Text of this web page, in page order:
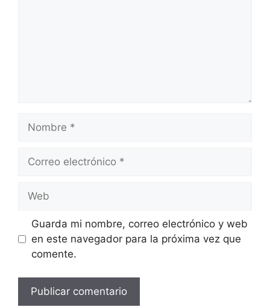
Nombre
Correo
Web
Guarda mi nombre, correo electrónico y web
en este navegador para la próxima vez que
comente.